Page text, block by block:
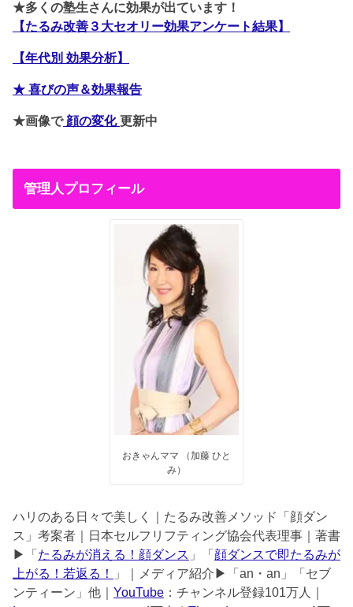
★多くの塾生さんに効果が出ています！
【たるみ改善３大セオリー効果アンケート結果】
【年代別 効果分析】
★ 喜びの声＆効果報告
★画像で顔の変化更新中
管理人プロフィール
おきゃんママ （加藤 ひと
み）
ハリのある日々で美しく｜たるみ改善メソッド「顔ダン
ス」考案者｜日本セルフリフティング協会代表理事｜著書
▶︎「 たるみが消える！顔ダンス 」「 顔ダンスで即たるみが
上がる！若返る！
」｜メディア紹介▶︎「an・an」「セブ
ンティーン」他｜ YouTube ：チャンネル登録101万人｜